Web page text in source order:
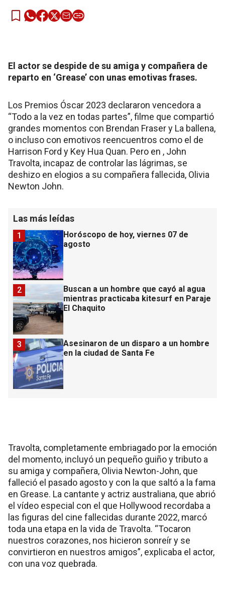
El actor se despide de su amiga y compañera de
reparto en ‘Grease’ con unas emotivas frases.
Los Premios Óscar 2023 declararon vencedora a
“Todo a la vez en todas partes”, filme que compartió
grandes momentos con Brendan Fraser y La ballena,
o incluso con emotivos reencuentros como el de
Harrison Ford y Key Hua Quan. Pero en , John
Travolta, incapaz de controlar las lágrimas, se
deshizo en elogios a su compañera fallecida, Olivia
Newton John.
Las más leídas
Horóscopo de hoy, viernes 07 de
agosto
1
Buscan a un hombre que cayó al agua
mientras practicaba kitesurf en Paraje
El Chaquito
2
Asesinaron de un disparo a un hombre
en la ciudad de Santa Fe
3
Travolta, completamente embriagado por la emoción
del momento, incluyó un pequeño guiño y tributo a
su amiga y compañera, Olivia Newton-John, que
falleció el pasado agosto y con la que saltó a la fama
en Grease. La cantante y actriz australiana, que abrió
el vídeo especial con el que Hollywood recordaba a
las figuras del cine fallecidas durante 2022, marcó
toda una etapa en la vida de Travolta. “Tocaron
nuestros corazones, nos hicieron sonreír y se
convirtieron en nuestros amigos”, explicaba el actor,
con una voz quebrada.